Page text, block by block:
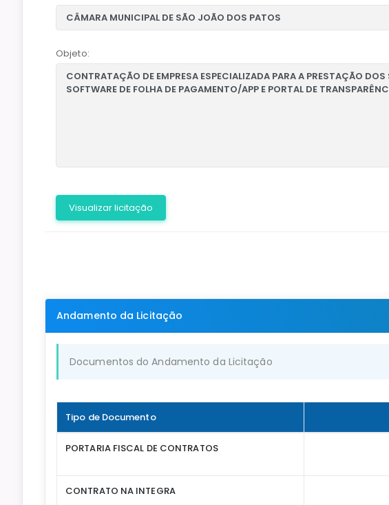
Objeto:
Visualizar licitação
Andamento da Licitação
Documentos do Andamento da Licitação
Tipo de Documento
PORTARIA FISCAL DE CONTRATOS
CONTRATO NA INTEGRA